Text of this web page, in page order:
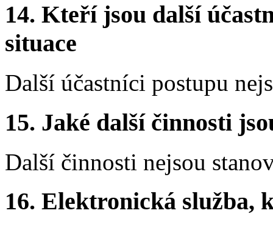
14. Kteří jsou další
situace
Další účastníci postupu
15. Jaké další činnosti
Další činnosti nejsou
16. Elektronická služba,